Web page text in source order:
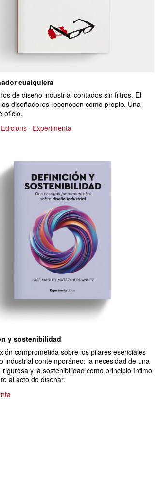
cualquiera
de diseño industrial contados sin filtros. El
diseñadores reconocen como propio. Una
oficio.
· Experimenta
y sostenibilidad
comprometida sobre los pilares esenciales
industrial contemporáneo: la necesidad de una
rigurosa y la sostenibilidad como principio íntimo
al acto de diseñar.